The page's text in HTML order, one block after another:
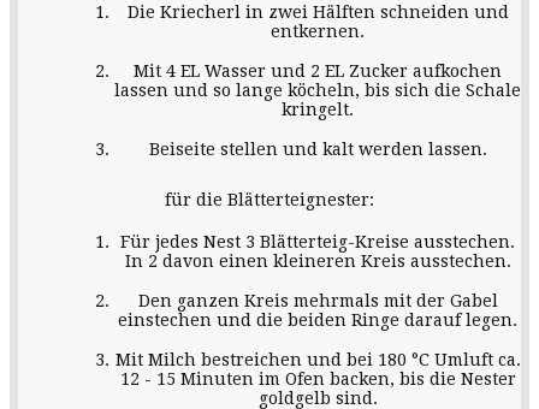
Die Kriecherl in zwei Hälften schneiden und
entkernen.
Mit 4 EL Wasser und 2 EL Zucker aufkochen
lassen und so lange köcheln, bis sich die Schale
kringelt.
Beiseite stellen und kalt werden lassen.
für die Blätterteignester:
Für jedes Nest 3 Blätterteig-Kreise ausstechen.
In 2 davon einen kleineren Kreis ausstechen.
Den ganzen Kreis mehrmals mit der Gabel
einstechen und die beiden Ringe darauf legen.
Mit Milch bestreichen und bei 180 °C Umluft ca.
12 - 15 Minuten im Ofen backen, bis die Nester
goldgelb sind.